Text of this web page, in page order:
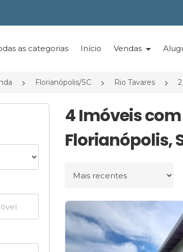
as categorias Início Vendas
Florianópolis/SC Rio Tavares
4 Imóveis
Florianópolis,
Ordenar por